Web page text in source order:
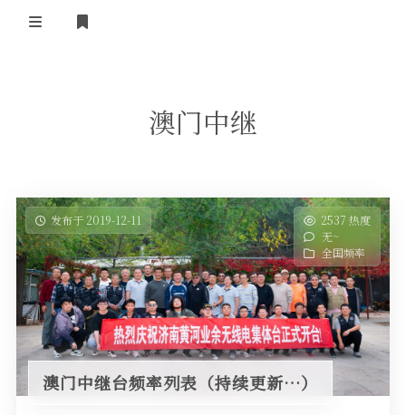
关于黄河
黄河使命
黄河新闻
政策法规
活动竞赛
行业新闻
无线电资料
BA4II
图文教程
视频资料
HAM技巧
器材专区
车载类别
摩托车
编号申请
黄河直播
编号查询
澳门中继
发布于 2019-12-11
2537 热度
无~
全国频率
澳门中继台频率列表（持续更新…）